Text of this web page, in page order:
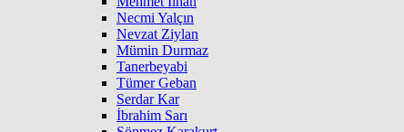
Necmi Yalçın
Nevzat Ziylan
Mümin Durmaz
Tanerbeyabi
Tümer Geban
Serdar Kar
İbrahim Sarı